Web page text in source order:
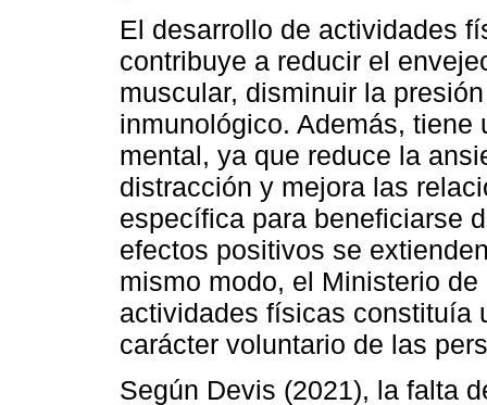
El desarrollo de actividades
contribuye a reducir el
muscular, disminuir la
inmunológico. Además,
mental, ya que reduce la
distracción y mejora las
específica para beneficiarse
efectos positivos se
mismo modo, el Ministerio
actividades físicas constituía
carácter voluntario de las
Según Devis (2021), la falta